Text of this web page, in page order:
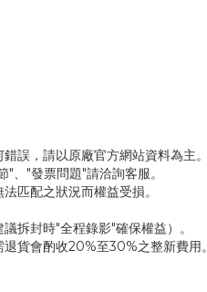
誤，請以原廠官方網站資料為主。
、"發票問題"請洽詢客服。
匹配之狀況而權益受損。
拆封時"全程錄影"確保權益）。
貨會酌收20%至30%之整新費用。